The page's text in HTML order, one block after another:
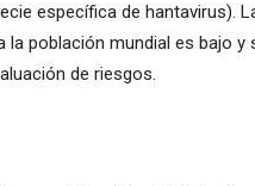
específica de hantavirus).
población mundial es bajo y
de riesgos.